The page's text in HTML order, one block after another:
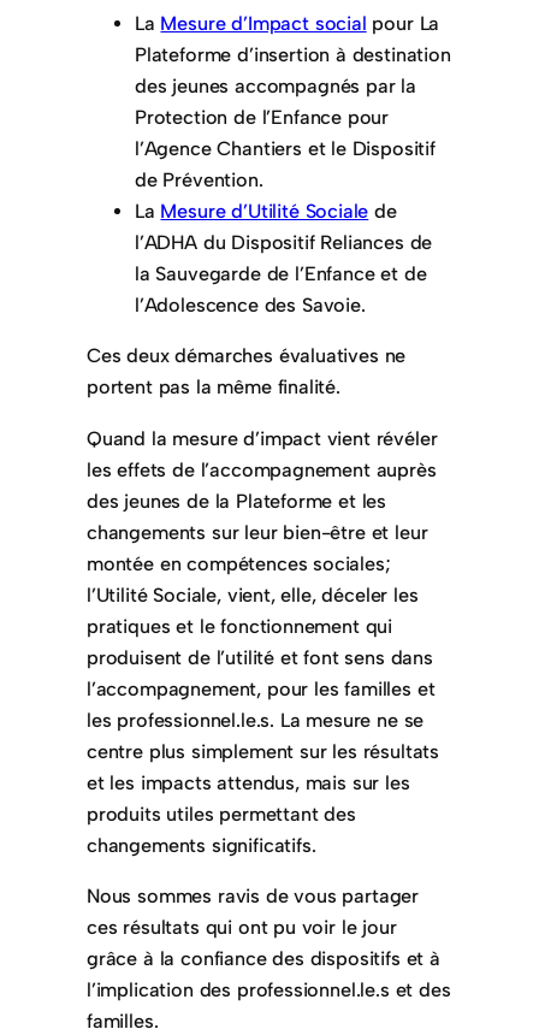
La Mesure d’Impact social pour La
Plateforme d’insertion à destination
des jeunes accompagnés par la
Protection de l’Enfance pour
l’Agence Chantiers et le Dispositif
de Prévention.
La Mesure d’Utilité Sociale de
l’ADHA du Dispositif Reliances de
la Sauvegarde de l’Enfance et de
l’Adolescence des Savoie.
Ces deux démarches évaluatives ne
portent pas la même finalité.
Quand la mesure d’impact vient révéler
les effets de l’accompagnement auprès
des jeunes de la Plateforme et les
changements sur leur bien-être et leur
montée en compétences sociales;
l’Utilité Sociale, vient, elle, déceler les
pratiques et le fonctionnement qui
produisent de l’utilité et font sens dans
l’accompagnement, pour les familles et
les professionnel.le.s. La mesure ne se
centre plus simplement sur les résultats
et les impacts attendus, mais sur les
produits utiles permettant des
changements significatifs.
Nous sommes ravis de vous partager
ces résultats qui ont pu voir le jour
grâce à la confiance des dispositifs et à
l’implication des professionnel.le.s et des
familles.